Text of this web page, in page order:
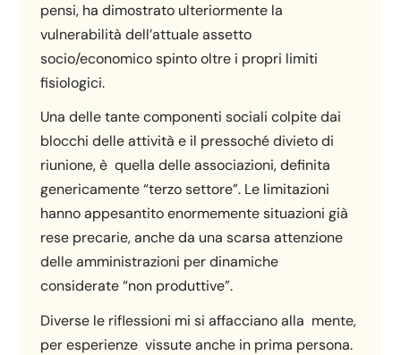
pensi, ha dimostrato ulteriormente la
vulnerabilità dell’attuale assetto
socio/economico spinto oltre i propri limiti
fisiologici.
Una delle tante componenti sociali colpite dai
blocchi delle attività e il pressoché divieto di
riunione, è quella delle associazioni, definita
genericamente “terzo settore”. Le limitazioni
hanno appesantito enormemente situazioni già
rese precarie, anche da una scarsa attenzione
delle amministrazioni per dinamiche
considerate “non produttive”.
Diverse le riflessioni mi si affacciano alla mente,
per esperienze vissute anche in prima persona.